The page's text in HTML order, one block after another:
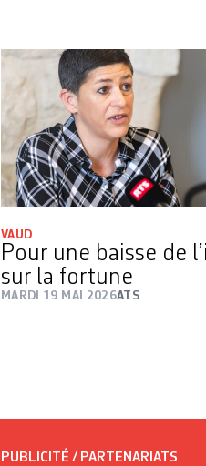
VAUD
Pour une baisse de
sur la fortune
MARDI 19 MAI 2026ATS
PUBLICITÉ / PARTENARIATS